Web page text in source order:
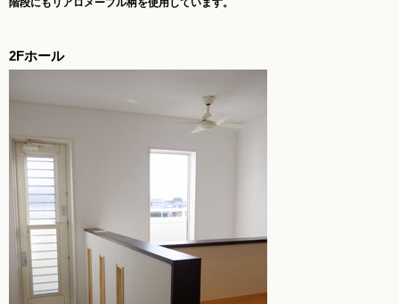
階段にもリアロメープル柄を使用しています。
2Fホール